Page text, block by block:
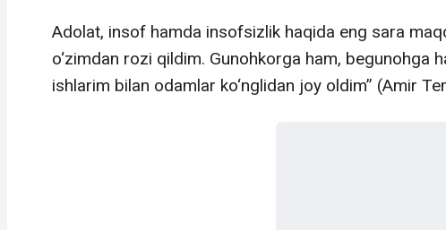
Adolat, insof hamda insofsizlik haqida eng sara
o‘zimdan rozi qildim. Gunohkorga ham, begunohga
ishlarim bilan odamlar ko‘nglidan joy oldim” (Amir